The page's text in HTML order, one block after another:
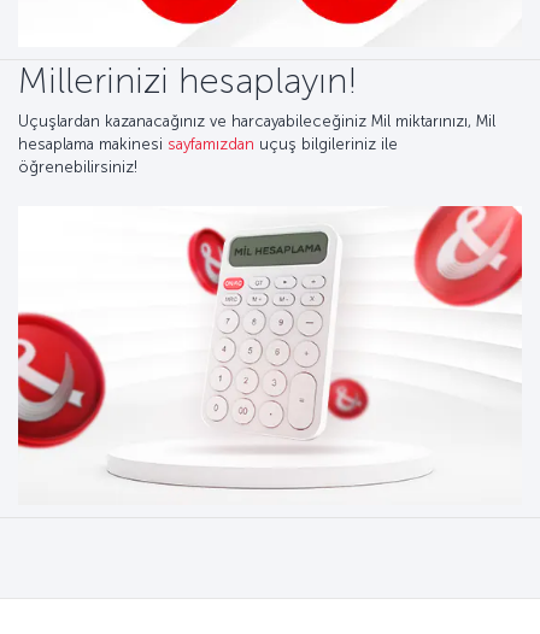
Millerinizi hesaplayın!
Uçuşlardan kazanacağınız ve harcayabileceğiniz Mil miktarınızı, Mil
hesaplama makinesi sayfamızdan uçuş bilgileriniz ile
öğrenebilirsiniz!